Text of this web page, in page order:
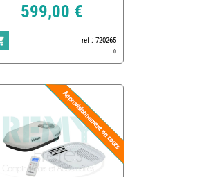
599,00 €
ref : 720265
0